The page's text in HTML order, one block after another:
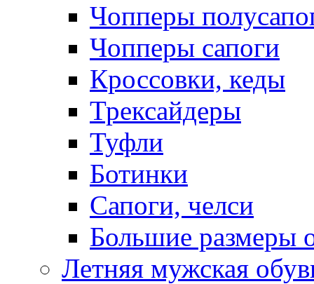
Чопперы
Чопперы сапоги
Кроссовки, кеды
Трексайдеры
Туфли
Ботинки
Сапоги, челси
Большие размеры
Летняя мужская